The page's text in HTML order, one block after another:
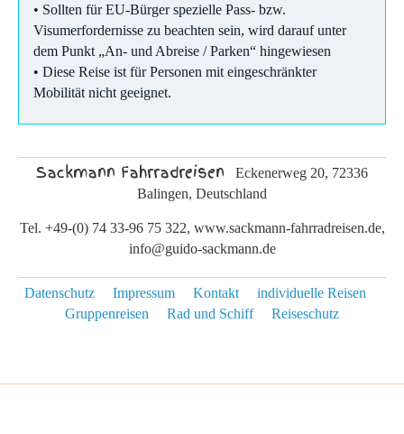
• Sollten für EU-Bürger spezielle Pass- bzw.
Visumerfordernisse zu beachten sein, wird darauf unter
dem Punkt „An- und Abreise / Parken“ hingewiesen
• Diese Reise ist für Personen mit eingeschränkter
Mobilität nicht geeignet.
Sackmann Fahrradreisen Eckenerweg 20, 72336
Balingen, Deutschland
Tel. +49-(0) 74 33-96 75 322, www.sackmann-fahrradreisen.de,
info@guido-sackmann.de
Datenschutz Impressum Kontakt
individuelle Reisen
Gruppenreisen
Rad und Schiff Reiseschutz